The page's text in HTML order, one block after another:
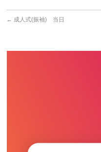
← 成人式(振袖) 当日